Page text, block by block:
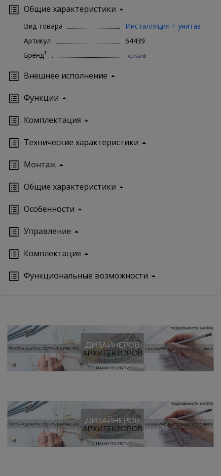
Общие характеристики
Вид товара
Инсталляция + унитаз
Артикул
64439
Бренд?
Внешнее исполнение
Функции
Комплектация
Технические характеристики
Монтаж
Oбщие характеристики
Особенности
Управление
Кoмплектация
Функциональные возможности